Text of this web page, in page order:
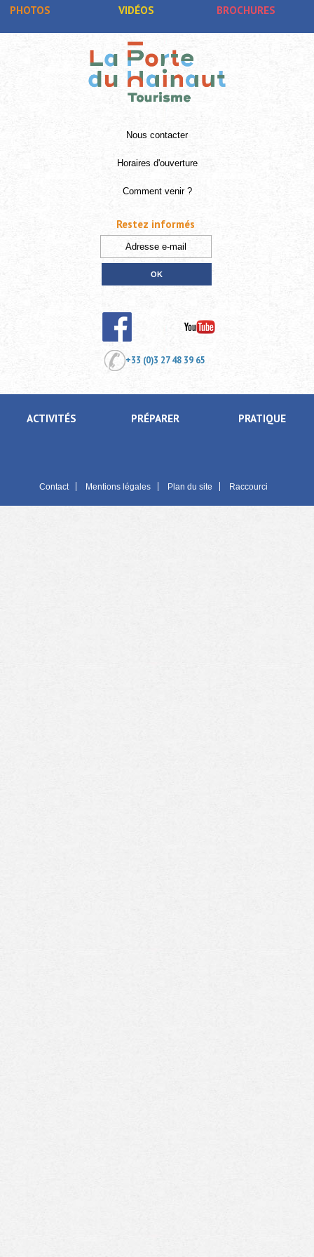
PHOTOS VIDÉOS BROCHURES
Nous contacter
Horaires d'ouverture
Comment venir ?
+33 (0)3 27 48 39 65
ACTIVITÉS PRÉPARER PRATIQUE
Contact Mentions légales Plan du site Raccourci
Restez informés